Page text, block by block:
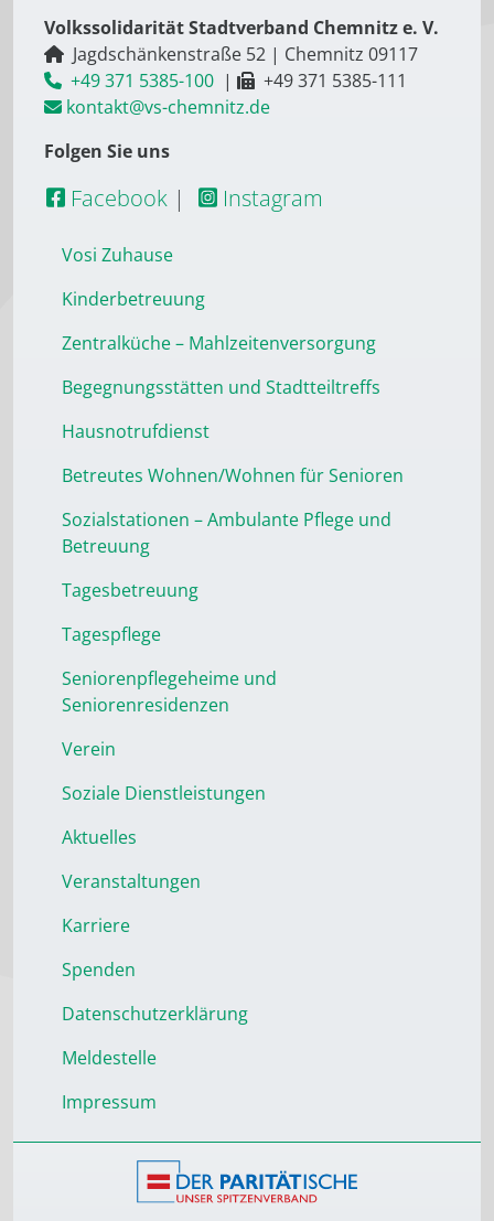
Volkssolidarität Stadtverband Chemnitz e. V.
Jagdschänkenstraße 52 | Chemnitz 09117
+49 371 5385-100 |
+49 371 5385-111
kontakt@vs-chemnitz.de
Folgen Sie uns
Facebook | Instagram
Vosi Zuhause
Kinderbetreuung
Zentralküche – Mahlzeitenversorgung
Begegnungsstätten und Stadtteiltreffs
Hausnotrufdienst
Betreutes Wohnen/Wohnen für Senioren
Sozialstationen – Ambulante Pflege und
Betreuung
Tagesbetreuung
Tagespflege
Seniorenpflegeheime und
Seniorenresidenzen
Verein
Soziale Dienstleistungen
Aktuelles
Veranstaltungen
Karriere
Spenden
Datenschutzerklärung
Meldestelle
Impressum